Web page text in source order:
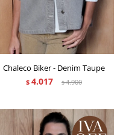
Chaleco Biker - Denim Taupe
$ 4.017 $4.900